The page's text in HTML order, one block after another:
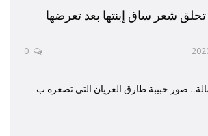
تحلق شعر ساق إبنتها بعد تعرضها
صور حبيبة طارق العريان التي تصغره ب